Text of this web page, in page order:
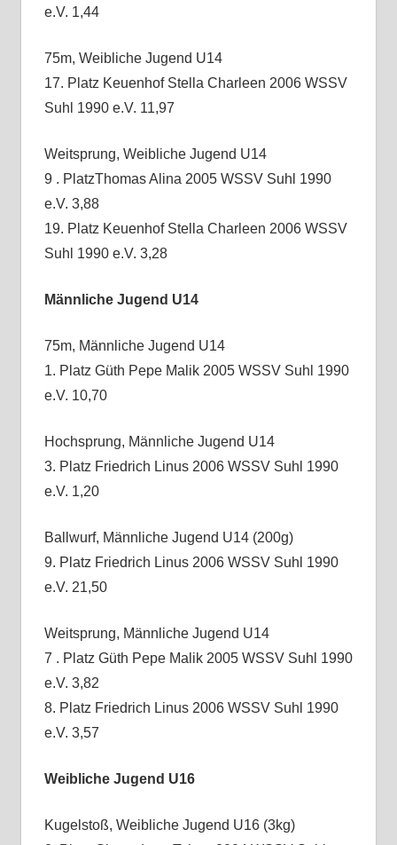
e.V. 1,44
75m, Weibliche Jugend U14
17. Platz Keuenhof Stella Charleen 2006 WSSV
Suhl 1990 e.V. 11,97
Weitsprung, Weibliche Jugend U14
9 . PlatzThomas Alina 2005 WSSV Suhl 1990
e.V. 3,88
19. Platz Keuenhof Stella Charleen 2006 WSSV
Suhl 1990 e.V. 3,28
Männliche Jugend U14
75m, Männliche Jugend U14
1. Platz Güth Pepe Malik 2005 WSSV Suhl 1990
e.V. 10,70
Hochsprung, Männliche Jugend U14
3. Platz Friedrich Linus 2006 WSSV Suhl 1990
e.V. 1,20
Ballwurf, Männliche Jugend U14 (200g)
9. Platz Friedrich Linus 2006 WSSV Suhl 1990
e.V. 21,50
Weitsprung, Männliche Jugend U14
7 . Platz Güth Pepe Malik 2005 WSSV Suhl 1990
e.V. 3,82
8. Platz Friedrich Linus 2006 WSSV Suhl 1990
e.V. 3,57
Weibliche Jugend U16
Kugelstoß, Weibliche Jugend U16 (3kg)